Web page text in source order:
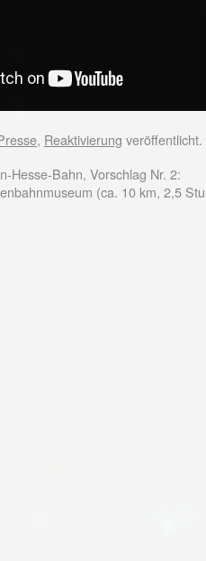
, Reaktivierung
Hesse-Bahn, Vorschlag Nr. 2:
(ca. 10 km, 2,5